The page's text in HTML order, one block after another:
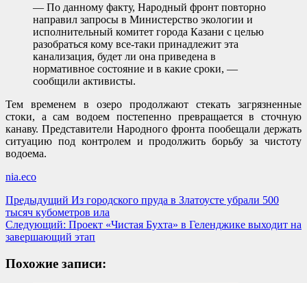
— По данному факту, Народный фронт повторно
направил запросы в Министерство экологии и
исполнительный комитет города Казани с целью
разобраться кому все-таки принадлежит эта
канализация, будет ли она приведена в
нормативное состояние и в какие сроки, —
сообщили активисты.
Тем временем в озеро продолжают стекать загрязненные
стоки, а сам водоем постепенно превращается в сточную
канаву. Представители Народного фронта пообещали держать
ситуацию под контролем и продолжить борьбу за чистоту
водоема.
nia.eco
Навигация
записи
Предыдущий Из городского пруда в Златоусте убрали 500
тысяч кубометров ила
Следующий: Проект «Чистая Бухта» в Геленджике выходит на
завершающий этап
Похожие записи: